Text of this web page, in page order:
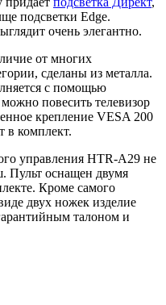
подсветки Edge.
очень элегантно.
от многих
сделаны из металла.
с помощью
повесить телевизор
крепление VESA 200
в комплект.
управления HTR-A29 не
Пульт оснащен двумя
Кроме самого
двух ножек изделие
талоном и